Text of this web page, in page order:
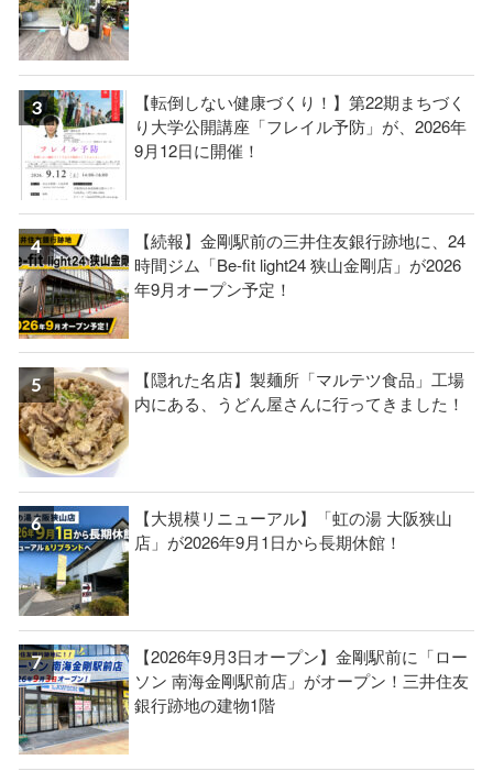
【転倒しない健康づくり！】第22期まちづく
り大学公開講座「フレイル予防」が、2026年
9月12日に開催！
【続報】金剛駅前の三井住友銀行跡地に、24
時間ジム「Be-fit light24 狭山金剛店」が2026
年9月オープン予定！
【隠れた名店】製麺所「マルテツ食品」工場
内にある、うどん屋さんに行ってきました！
【大規模リニューアル】「虹の湯 大阪狭山
店」が2026年9月1日から長期休館！
【2026年9月3日オープン】金剛駅前に「ロー
ソン 南海金剛駅前店」がオープン！三井住友
銀行跡地の建物1階